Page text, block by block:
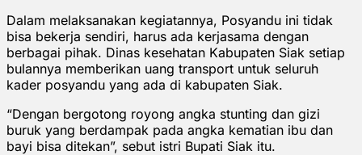
Dalam melaksanakan kegiatannya, Posyandu ini tidak
bisa bekerja sendiri, harus ada kerjasama dengan
berbagai pihak. Dinas kesehatan Kabupaten Siak setiap
bulannya memberikan uang transport untuk seluruh
kader posyandu yang ada di kabupaten Siak.
“Dengan bergotong royong angka stunting dan gizi
buruk yang berdampak pada angka kematian ibu dan
bayi bisa ditekan”, sebut istri Bupati Siak itu.